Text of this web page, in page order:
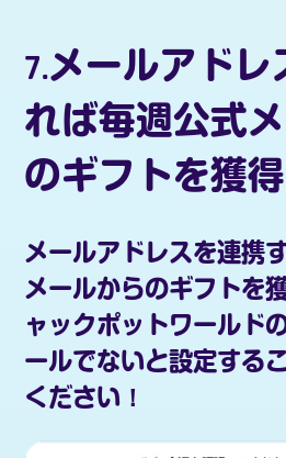
7.メールアドレ
れば毎週公式
のギフトを獲
メールアドレスを連携
メールからのギフトを
ャックポットワールド
ールでないと設定する
ください！